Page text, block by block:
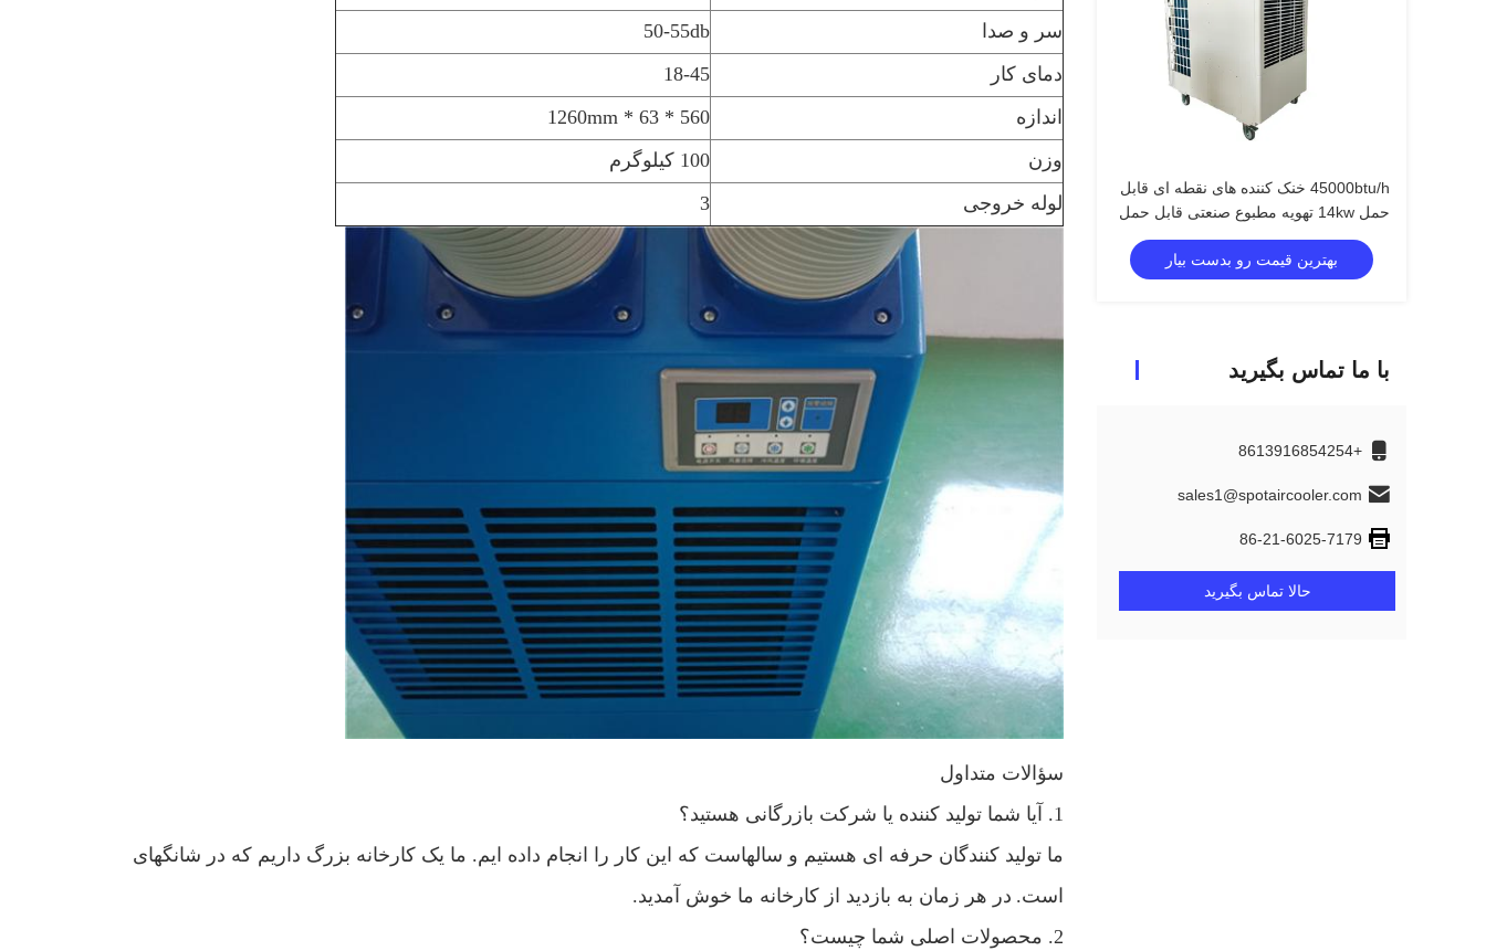
45000btu/h خنک کننده های نقطه ای قابل
حمل 14kw تهویه مطبوع صنعتی قابل حمل
بهترین قیمت رو بدست بیار
با ما تماس بگیرید
+8613916854254
sales1@spotaircooler.com
86-21-6025-7179
حالا تماس بگیرید
سر و صدا
50-55db
دمای کار
18-45
اندازه
560 * 63 * 1260mm
وزن
100 کیلوگرم
لوله خروجی
3
سؤالات متداول
1. آیا شما تولید کننده یا شرکت بازرگانی هستید؟
ما تولید کنندگان حرفه ای هستیم و سالهاست که این کار را انجام داده ایم. ما یک کارخانه بزرگ داریم که در شانگهای
است. در هر زمان به بازدید از کارخانه ما خوش آمدید.
2. محصولات اصلی شما چیست؟